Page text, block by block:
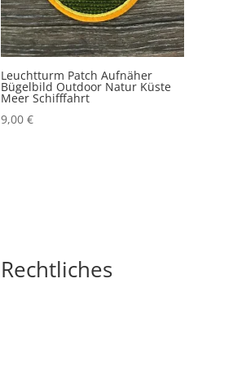
Leuchtturm Patch Aufnäher
Bügelbild Outdoor Natur Küste
Meer Schifffahrt
9,00€
Rechtliches